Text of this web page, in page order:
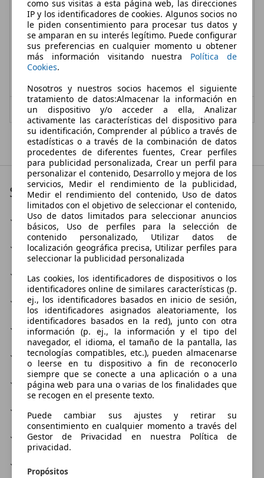
94.000 km
12/2014
59 kW (80 CV)
Ocasión
- (Propietarios)
Gasolina
5,0 l/100 km (mixto)
- (g/km)
Vendedor,ES-30160 MONTEGUDO
Mostrar todas las últimas ofertas
Servicios
Accesorios del automóvil
Cubre las reparaciones
Jefe de taller
Reparación de aire acondicionado
Reparación de cilindros
Reparación de lunas
Reparación del motor
Repuestos
Seguros
como sus visitas a esta página web, las direcciones
IP y los identificadores de cookies. Algunos socios no
le piden consentimiento para procesar tus datos y
se amparan en su interés legítimo. Puede configurar
sus preferencias en cualquier momento u obtener
más información visitando nuestra Política de
Cookies.
Nosotros y nuestros socios hacemos el siguiente
tratamiento de datos:Almacenar la información en
un dispositivo y/o acceder a ella, Analizar
activamente las características del dispositivo para
su identificación, Comprender al público a través de
estadísticas o a través de la combinación de datos
procedentes de diferentes fuentes, Crear perfiles
para publicidad personalizada, Crear un perfil para
personalizar el contenido, Desarrollo y mejora de los
servicios, Medir el rendimiento de la publicidad,
Medir el rendimiento del contenido, Uso de datos
limitados con el objetivo de seleccionar el contenido,
Uso de datos limitados para seleccionar anuncios
básicos, Uso de perfiles para la selección de
contenido personalizado, Utilizar datos de
localización geográfica precisa, Utilizar perfiles para
seleccionar la publicidad personalizada
Las cookies, los identificadores de dispositivos o los
identificadores online de similares características (p.
ej., los identificadores basados en inicio de sesión,
los identificadores asignados aleatoriamente, los
identificadores basados en la red), junto con otra
información (p. ej., la información y el tipo del
navegador, el idioma, el tamaño de la pantalla, las
tecnologías compatibles, etc.), pueden almacenarse
o leerse en tu dispositivo a fin de reconocerlo
siempre que se conecte a una aplicación o a una
página web para una o varias de los finalidades que
se recogen en el presente texto.
Puede cambiar sus ajustes y retirar su
consentimiento en cualquier momento a través del
Gestor de Privacidad en nuestra Política de
privacidad.
Propósitos